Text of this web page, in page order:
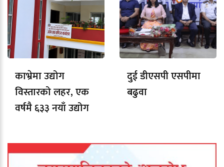
काभ्रेमा उद्योग
विस्तारको लहर, एक
वर्षमै ६३३ नयाँ उद्योग
दुई डीएसपी एसपीमा
बढुवा